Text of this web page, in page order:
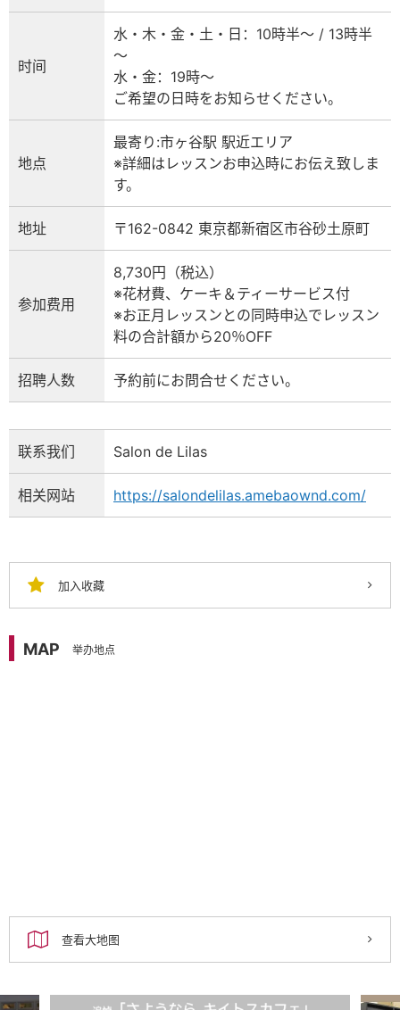
时间
水・木・金・土・日：10時半〜 / 13時半
〜⁡
水・金：19時〜⁡
ご希望の日時をお知らせください。
地点
最寄り:市ヶ谷駅 駅近エリア
※詳細はレッスンお申込時にお伝え致しま
す。
地址 〒162-0842 東京都新宿区市谷砂土原町
参加费用
8,730円（税込）
※花材費、ケーキ＆ティーサービス付
※お正月レッスンとの同時申込でレッスン
料の合計額から20％OFF
招聘人数 予約前にお問合せください。
联系我们 Salon de Lilas
相关网站 https://salondelilas.amebaownd.com/
加入收藏
MAP 举办地点
查看大地图